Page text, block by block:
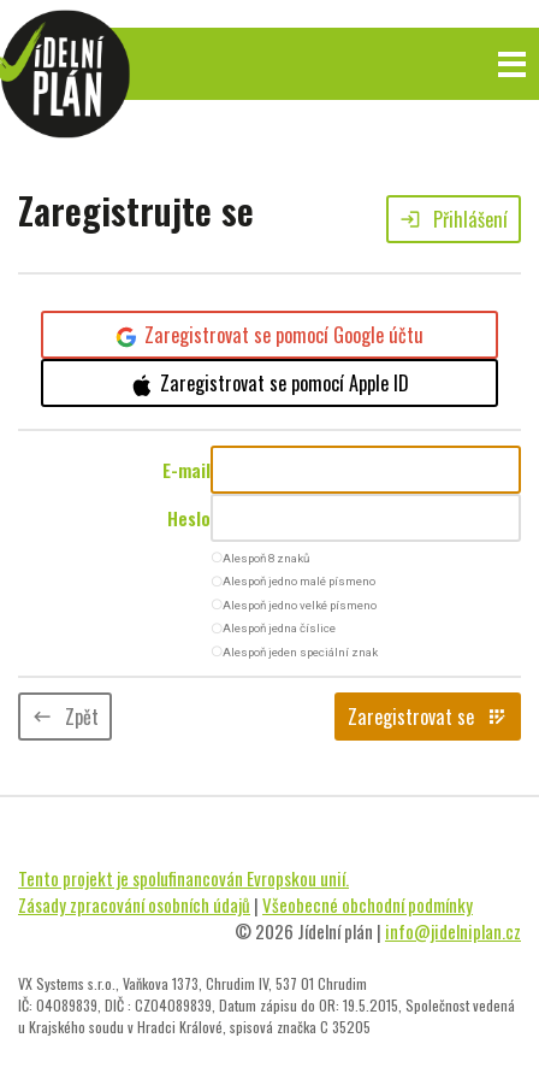
Zaregistrujte se login Přihlášení
Zaregistrovat se pomocí Google účtu
Zaregistrovat se pomocí Apple ID
E-mail
Heslo
radio_button_uncheckedAlespoň 8 znaků
radio_button_uncheckedAlespoň jedno malé písmeno
radio_button_uncheckedAlespoň jedno velké písmeno
radio_button_uncheckedAlespoň jedna číslice
radio_button_uncheckedAlespoň jeden speciální znak
keyboard_backspace Zpět Zaregistrovat se app_registration
Tento projekt je spolufinancován Evropskou unií.
Zásady zpracování osobních údajů |Všeobecné obchodní podmínky
© 2026 Jídelní plán | info@jidelniplan.cz
VX Systems s.r.o., Vaňkova 1373, Chrudim IV, 537 01 Chrudim
IČ: 04089839, DIČ : CZ04089839, Datum zápisu do OR: 19.5.2015, Společnost vedená
u Krajského soudu v Hradci Králové, spisová značka C 35205